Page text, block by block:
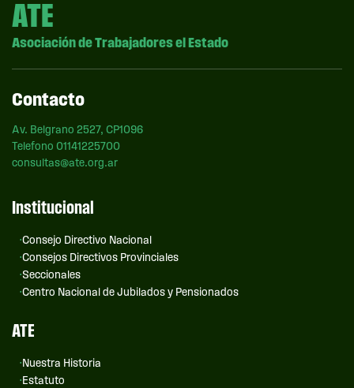
ATE
Asociación de Trabajadores el Estado
Contacto
Av. Belgrano 2527, CP1096
Telefono 01141225700
consultas@ate.org.ar
Institucional
Consejo Directivo Nacional
Consejos Directivos Provinciales
Seccionales
Centro Nacional de Jubilados y Pensionados
ATE
Nuestra Historia
Estatuto